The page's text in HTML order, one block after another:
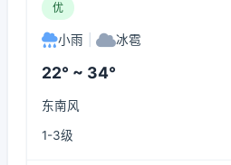
优
小雨 冰雹
22° ~ 34°
东南风
1-3级